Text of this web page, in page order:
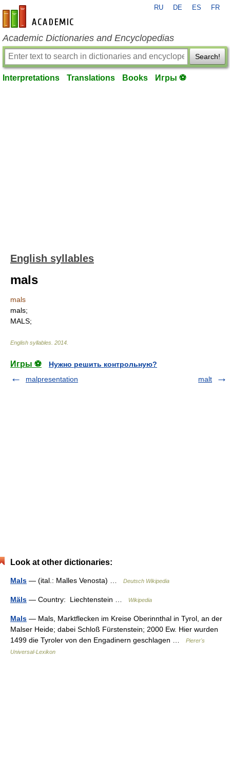
en-academic.com
RU DE ES FR
Academic Dictionaries and Encyclopedias
Search!
Interpretations Translations Books Игры ⚽
English syllables
mals
mals
mals;
MALS;
English syllables 2014
Игры ⚽
Нужно решить контрольную?
malpresentation
malt
Look at other dictionaries:
Mals — (ital.: Malles Venosta) … Deutsch Wikipedia
Mäls — Country: Liechtenstein … Wikipedia
Mals — Mals, Marktflecken im Kreise Oberinnthal in Tyrol, an der
Malser Heide; dabei Schloß Fürstenstein; 2000 Ew. Hier wurden
1499 die Tyroler von den Engadinern geschlagen …
Pierer's
Universal-Lexikon